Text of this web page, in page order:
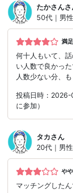
たかさん
50代｜男性
満足
何十人もいて、
い人数で良かった
人数少ない分、
投稿日時：2026-
に参加）
タカさん
20代｜男性
や
マッチングした